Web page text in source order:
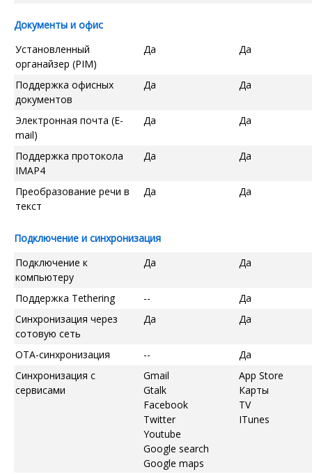
Документы и офис
Установленный
органайзер (PIM)
Да Да
Поддержка офисных
документов
Да Да
Электронная почта (E-
mail)
Да Да
Поддержка протокола
IMAP4
Да Да
Преобразование речи в
текст
Да Да
Подключение и синхронизация
Подключение к
компьютеру
Да Да
Поддержка Tethering --
Да
Синхронизация через
сотовую сеть
Да Да
OTA-синхронизация --
Да
Синхронизация с
сервисами
Gmail
Gtalk
Facebook
Twitter
Youtube
Google search
Google maps
App Store
Карты
TV
ITunes